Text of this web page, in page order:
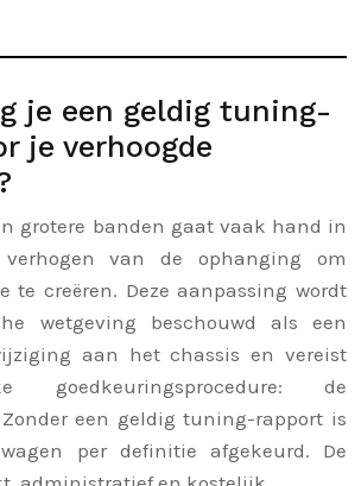
je een geldig tuning-
je verhoogde
grotere banden gaat vaak hand in
van de ophanging om
te creëren. Deze aanpassing wordt
wetgeving beschouwd als een
aan het chassis en vereist
goedkeuringsprocedure: de
een geldig tuning-rapport is
per definitie afgekeurd. De